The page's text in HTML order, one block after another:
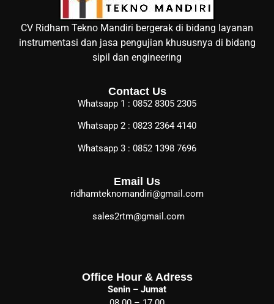
CV Ridham Tekno Mandiri bergerak di bidang layanan
instrumentasi dan jasa pengujian khususnya di bidang
sipil dan engineering
Contact Us
Whatsapp 1 : 0852 8305 2305
Whatsapp 2 : 0823 2364 4140
Whatsapp 3 : 0852 1398 7696
Email Us
ridhamteknomandiri@gmail.com
sales2rtm@gmail.com
Office Hour & Adress
Senin – Jumat